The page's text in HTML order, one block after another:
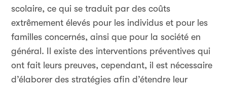
scolaire, ce qui se traduit par des coûts
extrêmement élevés pour les individus et pour les
familles concernés, ainsi que pour la société en
général. Il existe des interventions préventives qui
ont fait leurs preuves, cependant, il est nécessaire
d’élaborer des stratégies afin d’étendre leur